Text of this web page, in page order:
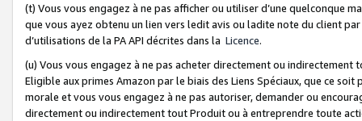
(t) Vous vous engagez à ne pas afficher ou utiliser d’une quelconque
que vous ayez obtenu un lien vers ledit avis ou ladite note du client
d’utilisations de la PA API décrites dans la Licence.
(u) Vous vous engagez à ne pas acheter directement ou
Eligible aux primes Amazon par le biais des Liens Spéciaux, que ce
morale et vous vous engagez à ne pas autoriser, demander ou
directement ou indirectement tout Produit ou à entreprendre toute